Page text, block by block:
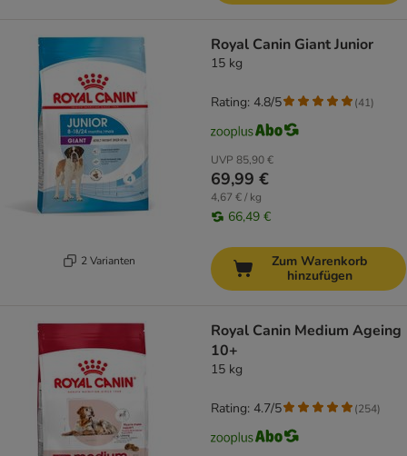
2 Varianten
Royal Canin Giant Junior
15 kg
UVP 85,90 €
69,99 €
4,67 € / kg
66,49 €
Rating: 4.8/5 (41)
Zum Warenkorb
hinzufügen
Royal Canin Medium Ageing
10+
15 kg
Rating: 4.7/5 (254)